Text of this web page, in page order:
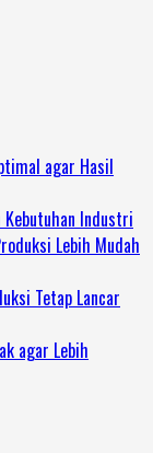
agar Hasil
Industri
Lebih Mudah
Tetap Lancar
agar Lebih